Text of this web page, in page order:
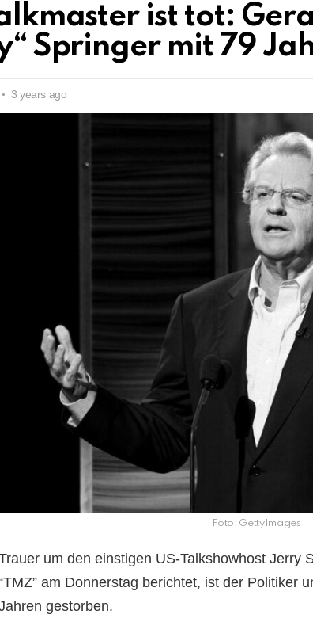
ist tot:
Springer mit 79
3 years ago
Foto: GettyImages
um den einstigen US-Talkshowhost Jerry
am Donnerstag berichtet, ist der Politiker
gestorben.